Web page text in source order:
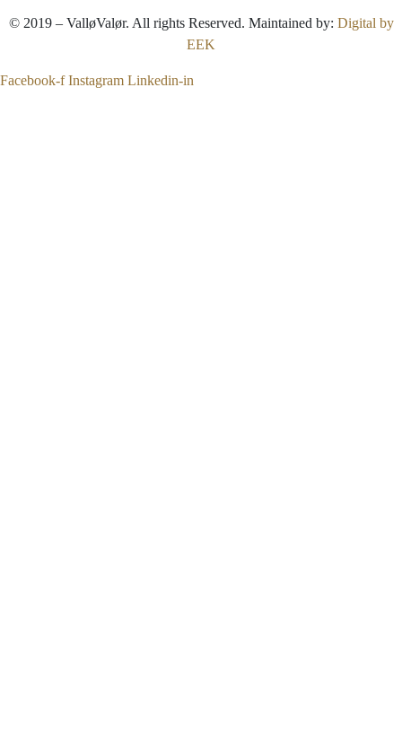
© 2019 – ValløValør. All rights Reserved. Maintained by: Digital by
EEK
Facebook-f Instagram Linkedin-in